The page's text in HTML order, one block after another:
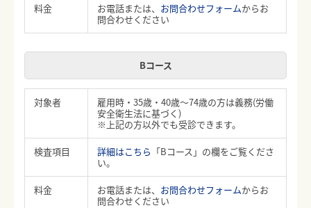
料金 お電話または、 お問合わせフォームからお
問合わせください
Bコース
対象者
雇用時・35歳・40歳～74歳の方は義務(労働
安全衛生法に基づく)
※上記の方以外でも受診できます。
検査項目 詳細はこちら 「Bコース」の欄をご覧くださ
い。
料金 お電話または、 お問合わせフォームからお
問合わせください